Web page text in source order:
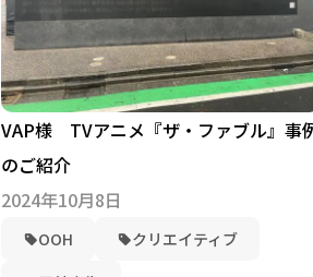
VAP様 TVアニメ『ザ・ファブル』事
のご紹介
2024年10月8日
OOH
クリエイティブ